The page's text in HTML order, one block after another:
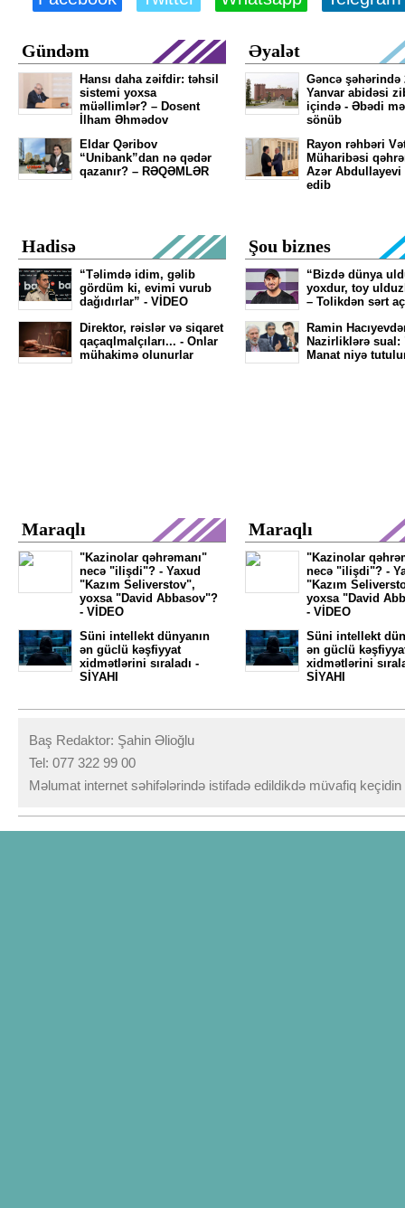
Gündəm
Hansı daha zəifdir: təhsil
sistemi yoxsa
müəllimlər? – Dosent
İlham Əhmədov
Eldar Qəribov
“Unibank”dan nə qədər
qazanır? – RƏQƏMLƏR
Əyalət
Gəncə şəhərində
Yanvar abidəsi
içində - Əbədi
sönüb
Rayon rəhbəri
Müharibəsi
Azər Abdullayevi
edib
Hadisə
“Təlimdə idim, gəlib
gördüm ki, evimi vurub
dağıdırlar” - VİDEO
Direktor, rəislər və siqaret
qaçaqlmalçıları... - Onlar
mühakimə olunurlar
Şou biznes
“Bizdə dünya
yoxdur, toy
– Tolikdən sərt
Ramin
Nazirliklərə sual:
Manat niyə
Maraqlı
"Kazinolar qəhrəmanı"
necə "ilişdi"? - Yaxud
"Kazım Seliverstov",
yoxsa "David Abbasov"?
- VİDEO
Süni intellekt dünyanın
ən güclü kəşfiyyat
xidmətlərini sıraladı -
SİYAHI
Maraqlı
"Kazinolar
necə "ilişdi"? -
"Kazım
yoxsa "David
- VİDEO
Süni intellekt
ən güclü
xidmətlərini
SİYAHI
Baş Redaktor: Şahin Əlioğlu
Tel: 077 322 99 00
Məlumat internet səhifələrində istifadə edildikdə müvafiq keçidin